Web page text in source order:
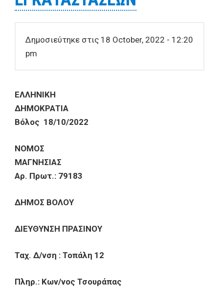
Δημοσιεύτηκε στις 18 October, 2022 - 12:20
pm
ΕΛΛΗΝΙΚΗ
ΔΗΜΟΚΡΑΤΙΑ
Βόλος 18/10/2022
ΝΟΜΟΣ
ΜΑΓΝΗΣΙΑΣ
Αρ. Πρωτ.: 79183
ΔΗΜΟΣ ΒΟΛΟΥ
ΔΙΕΥΘΥΝΣΗ ΠΡΑΣΙΝΟΥ
Ταχ. Δ/νση : Τοπάλη 12
Πληρ.: Κων/νος Τσουράπας